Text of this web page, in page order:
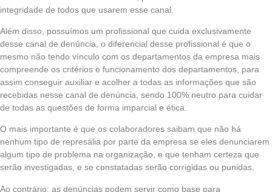
integridade de todos que usarem esse canal.
Além disso, possuímos um profissional que cuida exclusivamente
desse canal de denúncia, o diferencial desse profissional é que o
mesmo não tendo vínculo com os departamentos da empresa mais
compreende os critérios e funcionamento dos departamentos, para
assim conseguir auxiliar e acolher a todas as informações que são
recebidas nesse canal de denúncia, sendo 100% neutro para cuidar
de todas as questões de forma imparcial e ética.
O mais importante é que os colaboradores saibam que não há
nenhum tipo de represália por parte da empresa se eles denunciarem
algum tipo de problema na organização, e que tenham certeza que
serão investigadas, e se constatadas serão corrigidas ou punidas.
Ao contrário: as denúncias podem servir como base para